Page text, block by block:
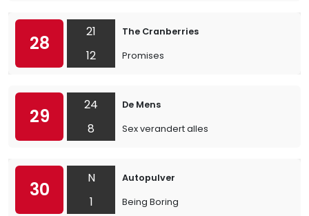
28
21
12
The Cranberries
Promises
29
24
8
De Mens
Sex verandert alles
30
N
1
Autopulver
Being Boring